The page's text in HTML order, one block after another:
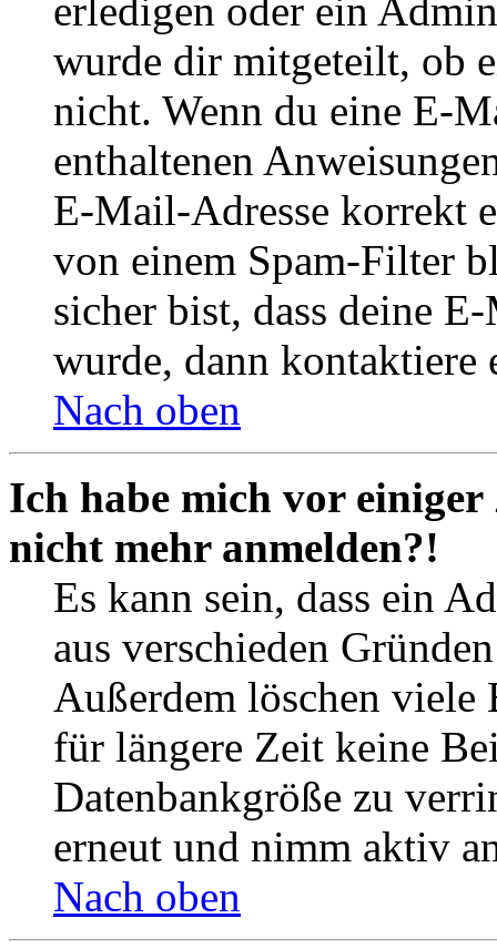
erledigen oder ein
wurde dir mitgeteilt, ob
nicht. Wenn du eine E-
enthaltenen
E-Mail-Adresse korrekt
von einem Spam-Filter
sicher bist, dass deine
wurde, dann kontaktiere
Nach oben
Ich habe mich vor
nicht mehr anmelden?!
Es kann sein, dass ein
aus verschieden
Außerdem löschen viele
für längere Zeit keine
Datenbankgröße zu
erneut und nimm aktiv
Nach oben